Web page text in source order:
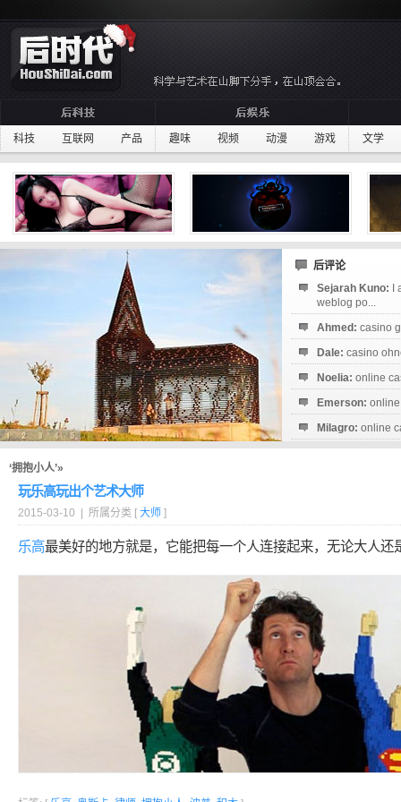
科技 互联网 产品 趣味 视频 动漫 游戏 文学
后评论
Sejarah Kuno:
weblog po...
Ahmed: casino
Dale: casino
Noelia: online
Emerson:
Milagro: online
‘拥抱小人’»
玩乐高玩出个艺术大师
2015-03-10 | 所属分类 [ 大师 ]
乐高最美好的地方就是，它能把每一个人连接起来，无论大人还